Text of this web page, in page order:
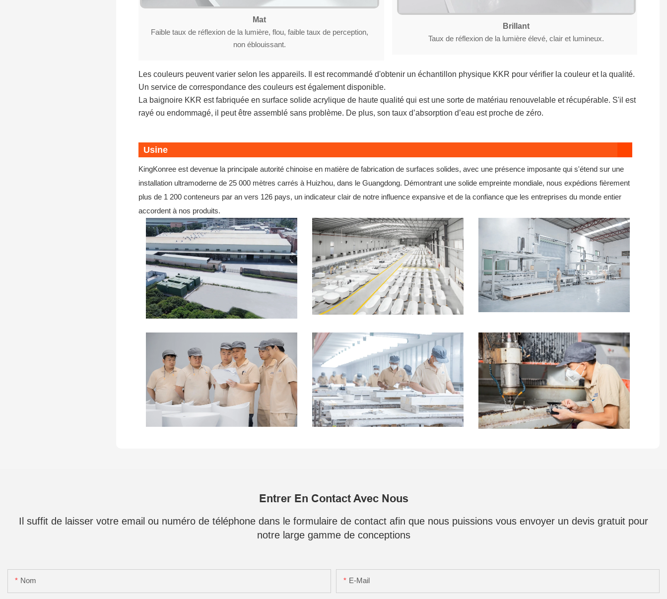
Mat
Faible taux de réflexion de la lumière, flou, faible taux de perception,
non éblouissant.
Brillant
Taux de réflexion de la lumière élevé, clair et lumineux.
Les couleurs peuvent varier selon les appareils. Il est recommandé d'obtenir un échantillon physique KKR pour vérifier la couleur et la qualité.
Un service de correspondance des couleurs est également disponible.
La baignoire KKR est fabriquée en surface solide acrylique de haute qualité qui est une sorte de matériau renouvelable et récupérable. S'il est
rayé ou endommagé, il peut être assemblé sans problème. De plus, son taux d’absorption d’eau est proche de zéro.
Usine
KingKonree est devenue la principale autorité chinoise en matière de fabrication de surfaces solides, avec une présence imposante qui s'étend sur une
installation ultramoderne de 25 000 mètres carrés à Huizhou, dans le Guangdong. Démontrant une solide empreinte mondiale, nous expédions fièrement
plus de 1 200 conteneurs par an vers 126 pays, un indicateur clair de notre influence expansive et de la confiance que les entreprises du monde entier
accordent à nos produits.
Entrer En Contact Avec Nous
Il suffit de laisser votre email ou numéro de téléphone dans le formulaire de contact afin que nous puissions vous envoyer un devis gratuit pour
notre large gamme de conceptions
Nom E-Mail